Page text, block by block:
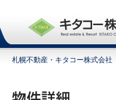
札幌不動産・キタコー株式会社